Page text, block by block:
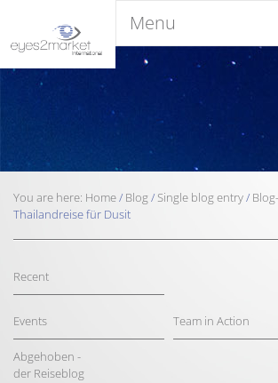
Menu
You are here: Home/ Blog/Single blog entry/
Thailandreise für Dusit
Recent
Events Team in Action
Abgehoben -
der Reiseblog